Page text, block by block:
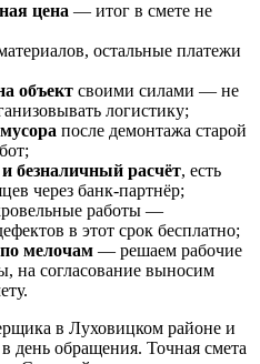
цена — итог в смете не
остальные платежи
объект своими силами — не
логистику;
после демонтажа старой
безналичный расчёт, есть
через банк-партнёр;
работы —
в этот срок бесплатно;
мелочам — решаем рабочие
на согласование выносим
в Луховицком районе и
обращения. Точная смета